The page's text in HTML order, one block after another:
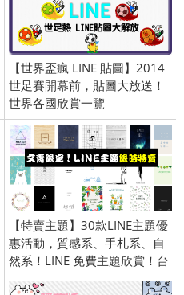
【世界盃瘋 LINE 貼圖】2014
世足賽開幕前，貼圖大放送！
世界各國欣賞一覽
【特賣主題】30款LINE主題優
惠活動，質感系、手札系、自
然系！LINE 免費主題欣賞！台
灣限定／OpenVPN 跨區／